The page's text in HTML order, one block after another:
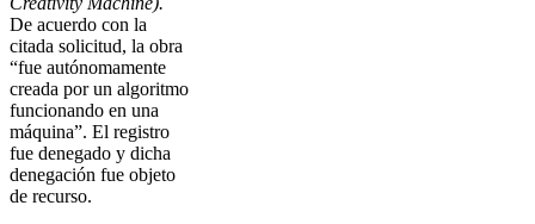
De acuerdo con la
citada solicitud, la obra
“fue autónomamente
creada por un algoritmo
funcionando en una
máquina”. El registro
fue denegado y dicha
denegación fue objeto
de recurso.